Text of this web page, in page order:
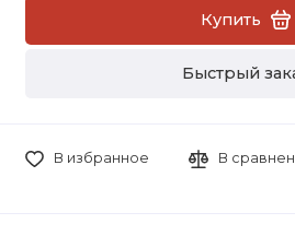
Купить
Быстрый
В избранное В